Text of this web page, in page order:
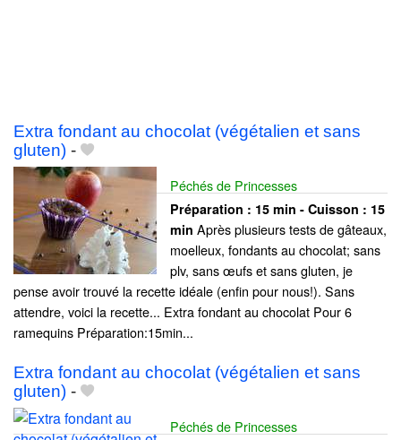
Extra fondant au chocolat (végétalien et sans
gluten) -
Péchés de Princesses
Préparation : 15 min - Cuisson : 15
min Après plusieurs tests de gâteaux,
moelleux, fondants au chocolat; sans
plv, sans œufs et sans gluten, je
pense avoir trouvé la recette idéale (enfin pour nous!). Sans
attendre, voici la recette... Extra fondant au chocolat Pour 6
ramequins Préparation:15min...
Extra fondant au chocolat (végétalien et sans
gluten) -
Péchés de Princesses